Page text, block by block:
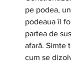
pe podea,
podeaua îl
partea de
afară. Simte
cum se